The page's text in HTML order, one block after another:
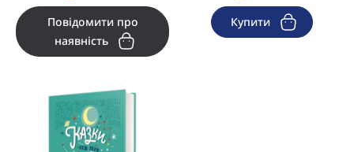
Повідомити про
наявність
Купити